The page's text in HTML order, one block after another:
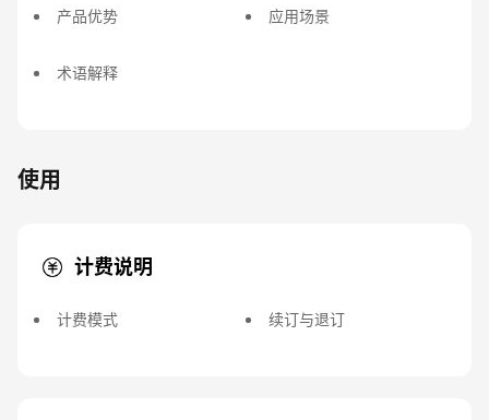
产品优势 应用场景
术语解释
使用
计费说明
计费模式 续订与退订